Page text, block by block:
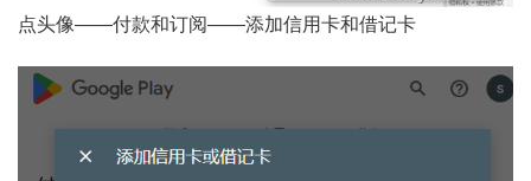
点头像——付款和订阅——添加信用卡和借记卡